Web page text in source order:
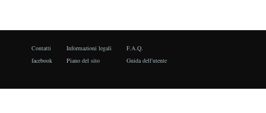
Contatti
facebook
Informazioni legali
Piano del sito
F.A.Q.
Guida dell'utente